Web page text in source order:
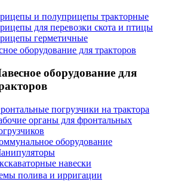
и полуприцепы тракторные
для перевозки скота и птицы
герметичные
оборудование для тракторов
оборудование для
погрузчики на трактора
органы для фронтальных
оборудование
навески
полива и ирригации